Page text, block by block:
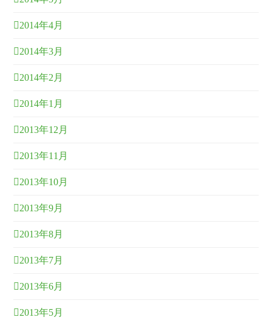
2014年4月
2014年3月
2014年2月
2014年1月
2013年12月
2013年11月
2013年10月
2013年9月
2013年8月
2013年7月
2013年6月
2013年5月